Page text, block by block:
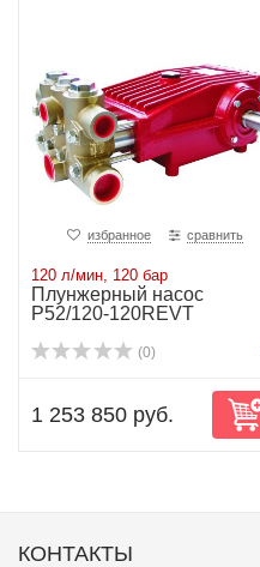
избранное сравнить
120 л/мин, 120 бар
Плунжерный насос
P52/120-120REVT
(0)
1 253 850 руб.
КОНТАКТЫ